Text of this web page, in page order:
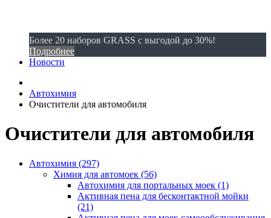
Более 20 наборов GRASS с выгодой до 30%!
Подробнее
Новости
Автохимия
Очистители для автомобиля
Очистители для автомобиля
Автохимия (297)
Химия для автомоек (56)
Автохимия для портальных моек (1)
Активная пена для бесконтактной мойки
(21)